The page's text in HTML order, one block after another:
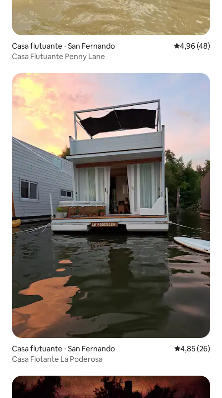
Casa flutuante ⋅ San Fernando 4,96 de uma
4,96 (48)
Casa Flutuante Penny Lane
Casa flutuante ⋅ San Fernando 4,85 de uma
4,85 (26)
Casa Flotante La Poderosa